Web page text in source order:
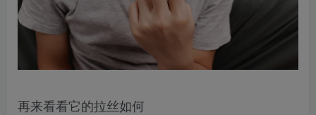
再来看看它的拉丝如何